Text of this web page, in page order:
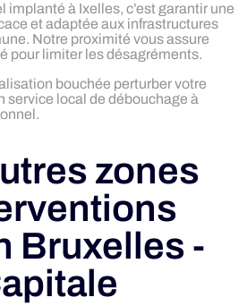
implanté à Ixelles, c’est garantir une
et adaptée aux infrastructures
Notre proximité vous assure
pour limiter les désagréments.
bouchée perturber votre
service local de débouchage à
zones
Bruxelles -